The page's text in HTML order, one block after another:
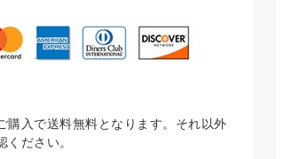
購入で送料無料となります。それ以外
ださい。